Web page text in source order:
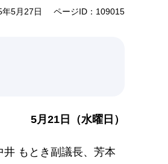
5月27日
ページID：109015
5月21日（水曜日）
もとき副議長、芳本